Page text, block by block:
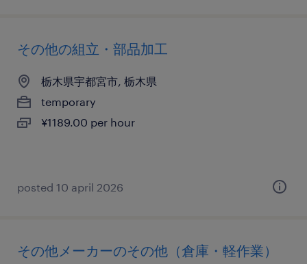
その他の組立・部品加工
栃木県宇都宮市, 栃木県
temporary
¥1189.00 per hour
posted 10 april 2026
その他メーカーのその他（倉庫・軽作業）